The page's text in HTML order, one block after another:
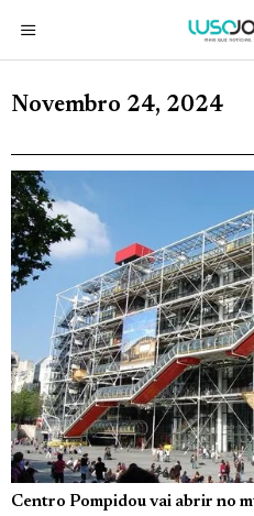
Novembro 24, 2024
Centro Pompidou vai abrir no